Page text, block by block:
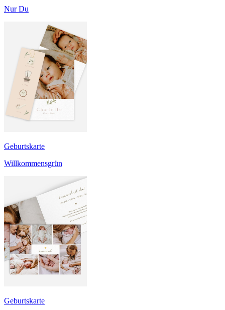
Nur Du
Geburtskarte
Willkommensgrün
Geburtskarte